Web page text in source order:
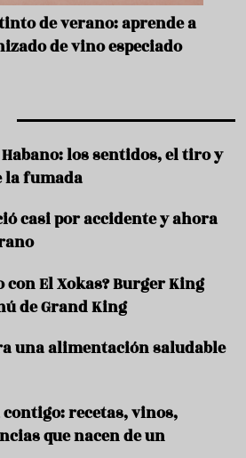
de verano: aprende a
de vino especiado
los sentidos, el tiro y
la fumada
casi por accidente y ahora
con El Xokas? Burger King
de Grand King
una alimentación saludable
contigo: recetas, vinos,
que nacen de un